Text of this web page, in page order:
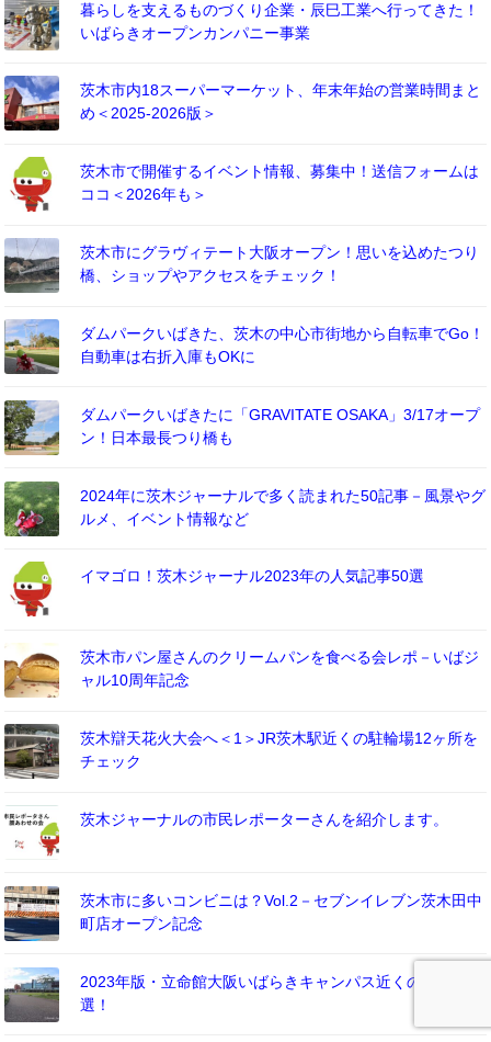
暮らしを支えるものづくり企業・辰巳工業へ行ってきた！
いばらきオープンカンパニー事業
茨木市内18スーパーマーケット、年末年始の営業時間まと
め＜2025-2026版＞
茨木市で開催するイベント情報、募集中！送信フォームは
ココ＜2026年も＞
茨木市にグラヴィテート大阪オープン！思いを込めたつり
橋、ショップやアクセスをチェック！
ダムパークいばきた、茨木の中心市街地から自転車でGo！
自動車は右折入庫もOKに
ダムパークいばきたに「GRAVITATE OSAKA」3/17オープ
ン！日本最長つり橋も
2024年に茨木ジャーナルで多く読まれた50記事－風景やグ
ルメ、イベント情報など
イマゴロ！茨木ジャーナル2023年の人気記事50選
茨木市パン屋さんのクリームパンを食べる会レポ－いばジ
ャル10周年記念
茨木辯天花火大会へ＜1＞JR茨木駅近くの駐輪場12ヶ所を
チェック
茨木ジャーナルの市民レポーターさんを紹介します。
茨木市に多いコンビニは？Vol.2－セブンイレブン茨木田中
町店オープン記念
2023年版・立命館大阪いばらきキャンパス近くの駐車場11
選！